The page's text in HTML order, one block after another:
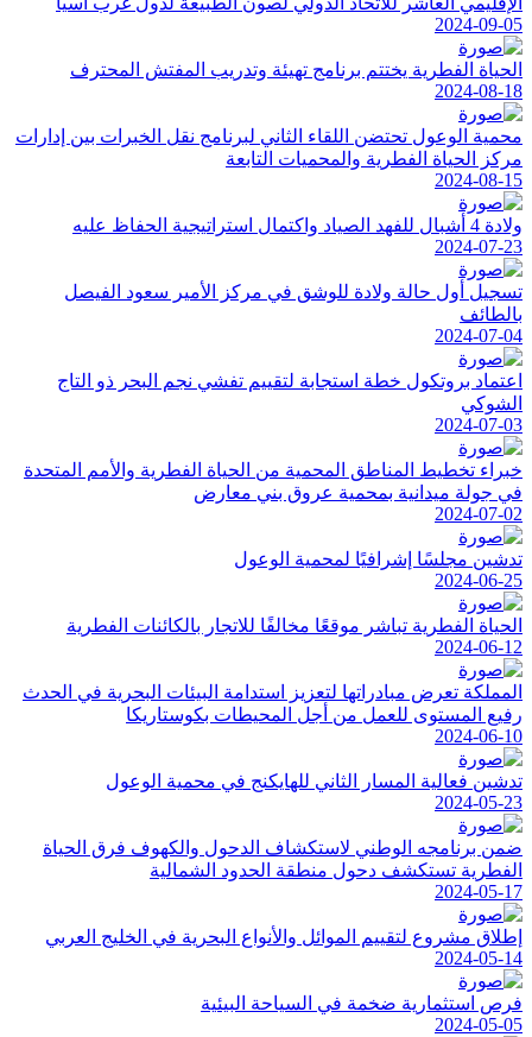
2024-09-05
الحياة الفطرية يختتم برنامج تهيئة وتدريب المفتش المحترف
2024-08-18
محمية الوعول تحتضن اللقاء الثاني لبرنامج نقل الخبرات بين إدارات
مركز الحياة الفطرية والمحميات التابعة
2024-08-15
ولادة 4 أشبال للفهد الصياد واكتمال استراتيجية الحفاظ عليه
2024-07-23
تسجيل أول حالة ولادة للوشق في مركز الأمير سعود الفيصل
بالطائف
2024-07-04
اعتماد بروتكول خطة استجابة لتقييم تفشي نجم البحر ذو التاج
الشوكي
2024-07-03
خبراء تخطيط المناطق المحمية من الحياة الفطرية والأمم المتحدة
في جولة ميدانية بمحمية عروق بني معارض
2024-07-02
تدشين مجلسًا إشرافيًا لمحمية الوعول
2024-06-25
الحياة الفطرية تباشر موقعًا مخالفًا للاتجار بالكائنات الفطرية
2024-06-12
المملكة تعرض مبادراتها لتعزيز استدامة البيئات البحرية في الحدث
رفيع المستوى للعمل من أجل المحيطات بكوستاريكا
2024-06-10
تدشين فعالية المسار الثاني للهايكنج في محمية الوعول
2024-05-23
ضمن برنامجه الوطني لاستكشاف الدحول والكهوف فرق الحياة
الفطرية تستكشف دحول منطقة الحدود الشمالية
2024-05-17
إطلاق مشروع لتقييم الموائل والأنواع البحرية في الخليج العربي
2024-05-14
فرص استثمارية ضخمة في السياحة البيئية
2024-05-05